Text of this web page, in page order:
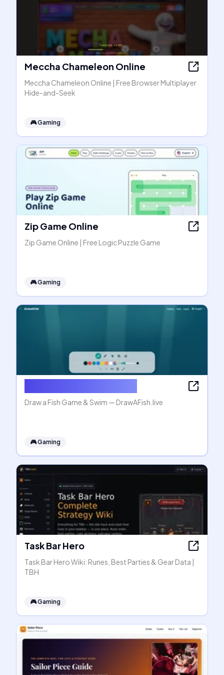
Meccha Chameleon Online
Meccha Chameleon Online | Free Browser Multiplayer
Hide-and-Seek
🎮Gaming
Zip Game Online
Zip Game Online | Free Logic Puzzle Game
🎮Gaming
Draw a Fish Game & Swim — DrawAFish.live
🎮Gaming
Task Bar Hero
Task Bar Hero Wiki: Runes, Best Parties & Gear Data |
TBH
🎮Gaming